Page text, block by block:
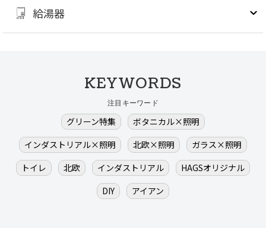
給湯器
KEYWORDS
注目キーワード
グリーン特集
ボタニカル×照明
インダストリアル×照明
北欧×照明
ガラス×照明
トイレ
北欧 インダストリアル
HAGSオリジナル
DIY
アイアン